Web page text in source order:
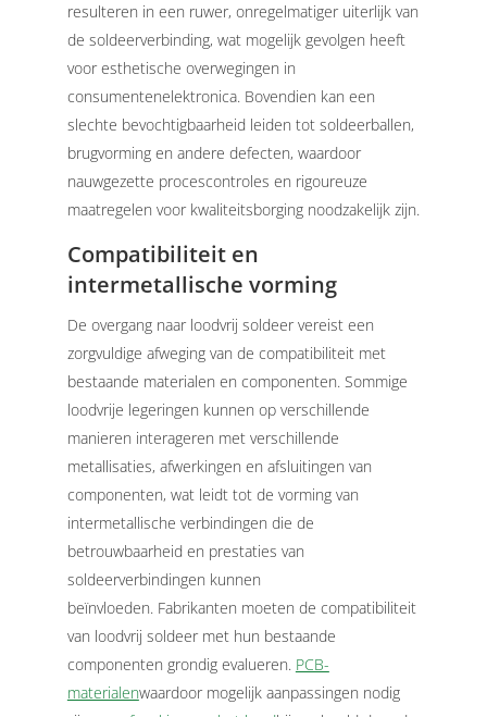
resulteren in een ruwer, onregelmatiger uiterlijk van
de soldeerverbinding, wat mogelijk gevolgen heeft
voor esthetische overwegingen in
consumentenelektronica. Bovendien kan een
slechte bevochtigbaarheid leiden tot soldeerballen,
brugvorming en andere defecten, waardoor
nauwgezette procescontroles en rigoureuze
maatregelen voor kwaliteitsborging noodzakelijk zijn.
Compatibiliteit en
intermetallische vorming
De overgang naar loodvrij soldeer vereist een
zorgvuldige afweging van de compatibiliteit met
bestaande materialen en componenten. Sommige
loodvrije legeringen kunnen op verschillende
manieren interageren met verschillende
metallisaties, afwerkingen en afsluitingen van
componenten, wat leidt tot de vorming van
intermetallische verbindingen die de
betrouwbaarheid en prestaties van
soldeerverbindingen kunnen
beïnvloeden. Fabrikanten moeten de compatibiliteit
van loodvrij soldeer met hun bestaande
componenten grondig evalueren. PCB-
materialenwaardoor mogelijk aanpassingen nodig